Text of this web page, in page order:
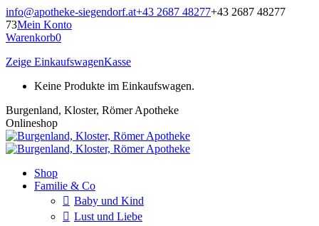
Zum
Inhalt
springen
info@apotheke-siegendorf.at+43 2687 48277+43 2687 48277
73Mein Konto
Warenkorb0
Zeige EinkaufswagenKasse
Keine Produkte im Einkaufswagen.
Burgenland, Kloster, Römer Apotheke
Onlineshop
Shop
Familie & Co
Baby und Kind
Lust und Liebe